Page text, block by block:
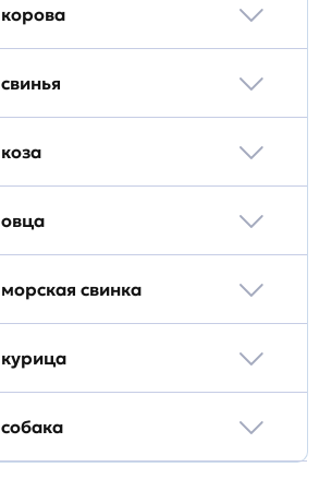
корова
свинья
коза
овца
морская свинка
курица
собака